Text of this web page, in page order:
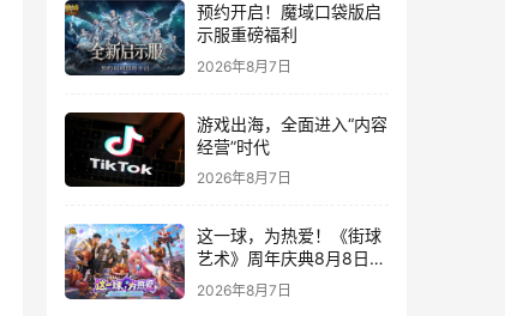
预约开启！魔域口袋版启
示服重磅福利
2026年8月7日
游戏出海，全面进入“内容
经营”时代
2026年8月7日
这一球，为热爱！《街球
艺术》周年庆典8月8日正
式上线，多重福利与全新
内容同步开启
2026年8月7日